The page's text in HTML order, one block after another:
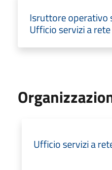
Isruttore operativo
Ufficio servizi a
Ufficio servizi a